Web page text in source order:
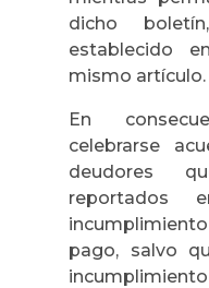
dicho
establecido
mismo artículo.
En
celebrarse
deudores
reportados
pago, salvo